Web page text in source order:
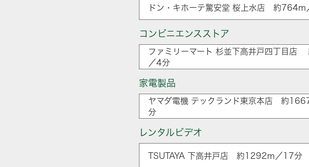
ドン・キホーテ驚安堂 桜上水店 約764m
コンビニエンスストア
ファミリーマート 杉並下高井戸四丁目
／4分
家電製品
ヤマダ電機 テックランド東京本店 約
分
レンタルビデオ
TSUTAYA 下高井戸店 約1292m／17分